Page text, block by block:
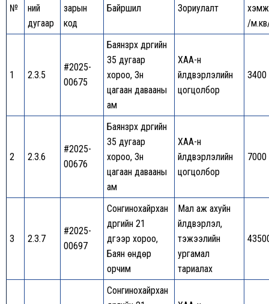
№
ний
дугаар
зарын
код
Байршил Зориулалт
/
1 2.3.5
#2025-
00675
Баянзүрх дүүргийн
35 дугаар
хороо, Зүүн
цагаан давааны
ам
ХАА-н
үйлдвэрлэлийн
цогцолбор
3400
2 2.3.6
#2025-
00676
Баянзүрх дүүргийн
35 дугаар
хороо, Зүүн
цагаан давааны
ам
ХАА-н
үйлдвэрлэлийн
цогцолбор
7000
3 2.3.7
#2025-
00697
Сонгинохайрхан
дүүргийн 21
дүгээр хороо,
Баян өндөр
орчим
Мал аж ахуйн
үйлдвэрлэл,
тэжээлийн
ургамал
тариалах
Сонгинохайрхан